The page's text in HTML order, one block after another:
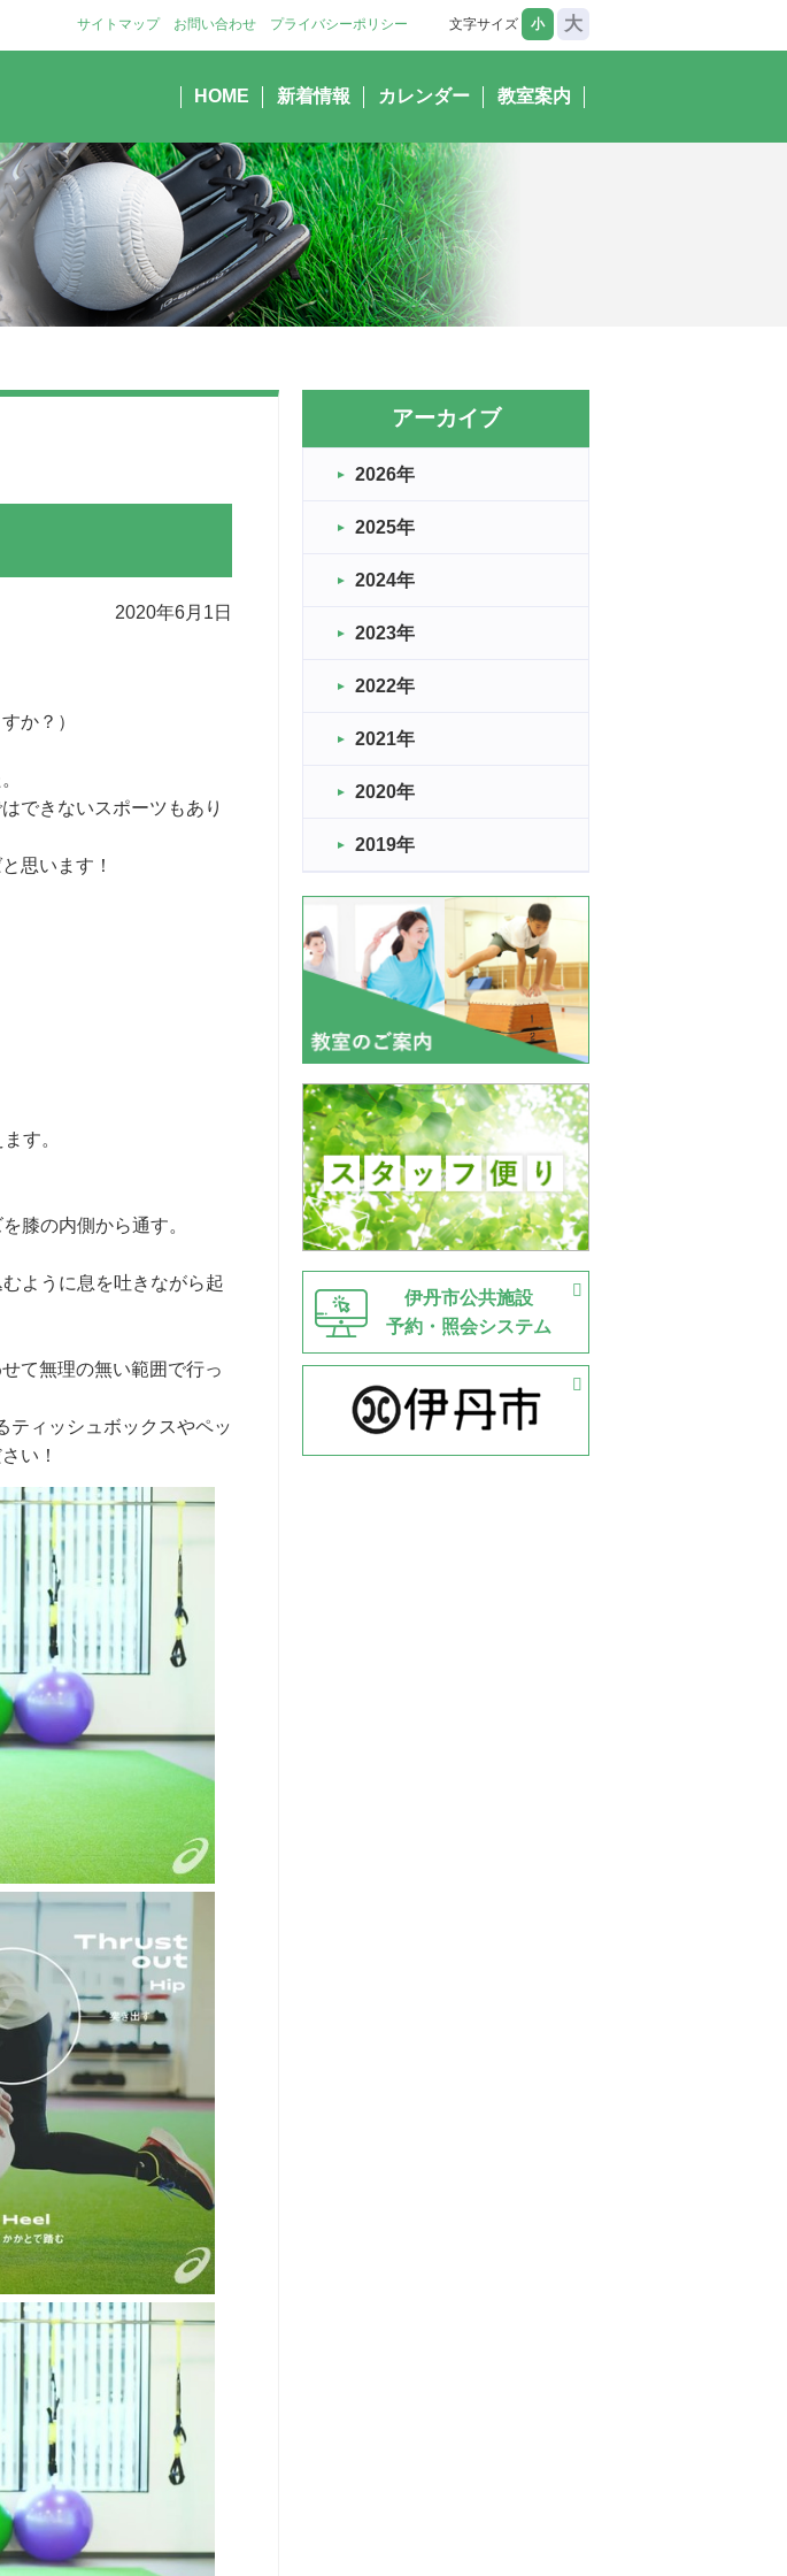
サイトマップ お問い合わせ プライバシーポリシー
HOME 新着情報 カレンダー 教室案内
文字サイズ 小 大
2020年6月1日
か？）
できないスポーツもあり
思います！
す。
膝の内側から通す。
ように息を吐きながら起
て無理の無い範囲で行っ
ィッシュボックスやペッ
い！
アーカイブ
2026年
2025年
2024年
2023年
2022年
2021年
2020年
2019年
伊丹市公共施設
予約・照会システム